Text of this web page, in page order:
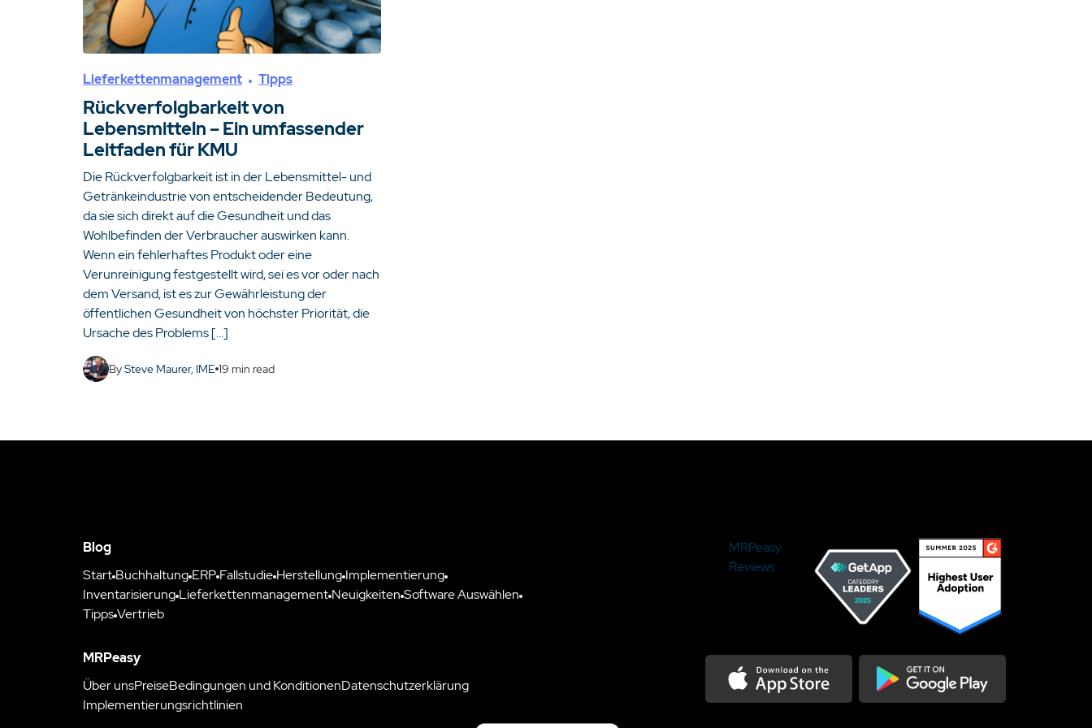
Lieferkettenmanagement Tipps
Rückverfolgbarkeit von
Lebensmitteln – Ein umfassender
Leitfaden für KMU
Die Rückverfolgbarkeit ist in der Lebensmittel- und
Getränkeindustrie von entscheidender Bedeutung,
da sie sich direkt auf die Gesundheit und das
Wohlbefinden der Verbraucher auswirken kann.
Wenn ein fehlerhaftes Produkt oder eine
Verunreinigung festgestellt wird, sei es vor oder nach
dem Versand, ist es zur Gewährleistung der
öffentlichen Gesundheit von höchster Priorität, die
Ursache des Problems […]
BySteve Maurer, IME 19 min read
Blog
Start Buchhaltung ERP Fallstudie Herstellung Implementierung
Inventarisierung Lieferkettenmanagement Neuigkeiten Software Auswählen
TippsVertrieb
MRPeasy
Über unsPreiseBedingungen und KonditionenDatenschutzerklärung
Implementierungsrichtlinien
MRPeasy
Reviews